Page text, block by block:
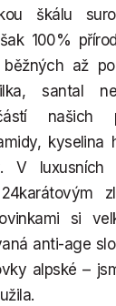
škálu
100%
až
santal
našich
kyselina
V luxusních
si
anti-age
alpské –